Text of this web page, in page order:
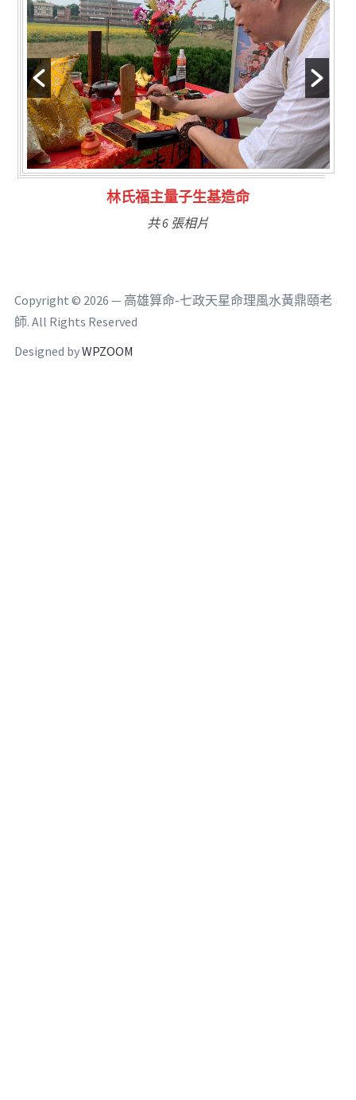
林氏福主量子生基造命
共 6 張相片
Copyright © 2026 — 高雄算命-七政天星命理風水黃鼎頤老
師. All Rights Reserved
Designed byWPZOOM